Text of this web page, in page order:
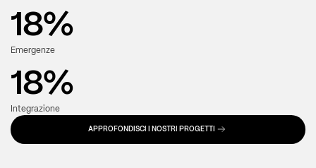
18%
Emergenze
18%
Integrazione
APPROFONDISCI I NOSTRI PROGETTI